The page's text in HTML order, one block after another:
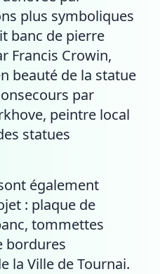
plus symboliques
banc de pierre
Francis Crowin,
beauté de la statue
par
peintre local
statues
également
: plaque de
tommettes
bordures
la Ville de Tournai.